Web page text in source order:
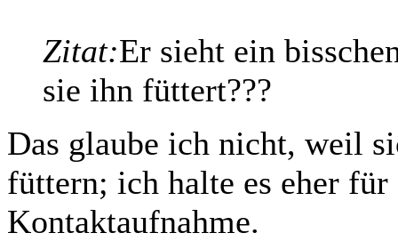
Zitat:Er sieht ein
sie ihn füttert???
Das glaube ich nicht, weil
füttern; ich halte es eher
Kontaktaufnahme.